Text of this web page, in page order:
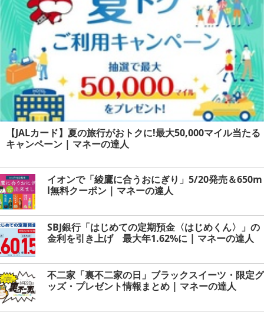
【JALカード】夏の旅行がおトクに!最大50,000マイル当たる
キャンペーン | マネーの達人
イオンで「綾鷹に合うおにぎり」5/20発売＆650m
l無料クーポン | マネーの達人
SBJ銀行「はじめての定期預金〈はじめくん〉」の
金利を引き上げ 最大年1.62%に | マネーの達人
不二家「裏不二家の日」ブラックスイーツ・限定グ
ッズ・プレゼント情報まとめ | マネーの達人